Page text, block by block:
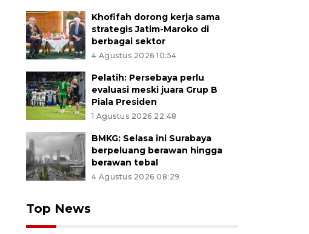
Khofifah dorong kerja sama
strategis Jatim-Maroko di
berbagai sektor
4 Agustus 2026 10:54
Pelatih: Persebaya perlu
evaluasi meski juara Grup B
Piala Presiden
1 Agustus 2026 22:48
BMKG: Selasa ini Surabaya
berpeluang berawan hingga
berawan tebal
4 Agustus 2026 08:29
Top News